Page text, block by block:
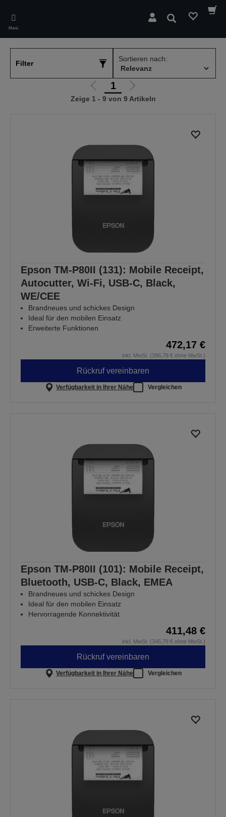
main
content
Menü
Suchen
Filter
Sortieren nach:
Zur
vorherigen
1
Zur
nächsten
Zeige 1 - 9 von 9 Artikeln
Epson TM-P80II (131): Mobile Receipt,
Autocutter, Wi-Fi, USB-C, Black,
WE/CEE
Brandneues und schickes Design
Ideal für den mobilen Einsatz
Erweiterte Funktionen
472,17 €
inkl. MwSt. (396,78 € ohne MwSt.)
Rückruf vereinbaren
Verfügbarkeit in Ihrer Nähe Vergleichen
Epson TM-P80II (101): Mobile Receipt,
Bluetooth, USB-C, Black, EMEA
Brandneues und schickes Design
Ideal für den mobilen Einsatz
Hervorragende Konnektivität
411,48 €
inkl. MwSt. (345,78 € ohne MwSt.)
Rückruf vereinbaren
Verfügbarkeit in Ihrer Nähe Vergleichen